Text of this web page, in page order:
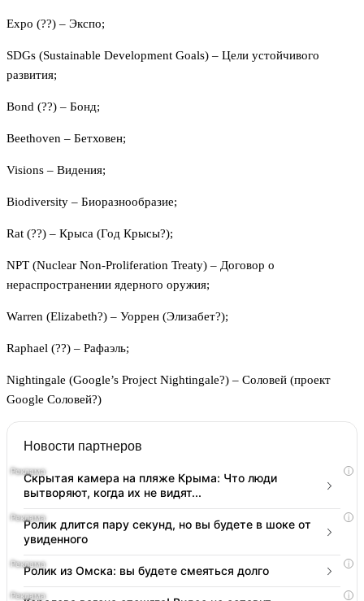
Expo (??) – Экспо;
SDGs (Sustainable Development Goals) – Цели устойчивого
развития;
Bond (??) – Бонд;
Beethoven – Бетховен;
Visions – Видения;
Biodiversity – Биоразнообразие;
Rat (??) – Крыса (Год Крысы?);
NPT (Nuclear Non-Proliferation Treaty) – Договор о
нераспространении ядерного оружия;
Warren (Elizabeth?) – Уоррен (Элизабет?);
Raphael (??) – Рафаэль;
Nightingale (Google’s Project Nightingale?) – Соловей (проект
Google Соловей?)
Новости партнеров
i
Скрытая камера на пляже Крыма: Что люди
вытворяют, когда их не видят...
i
Ролик длится пару секунд, но вы будете в шоке от
увиденного
i
Ролик из Омска: вы будете смеяться долго
i